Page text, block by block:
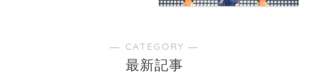
― CATEGORY ―
最新記事